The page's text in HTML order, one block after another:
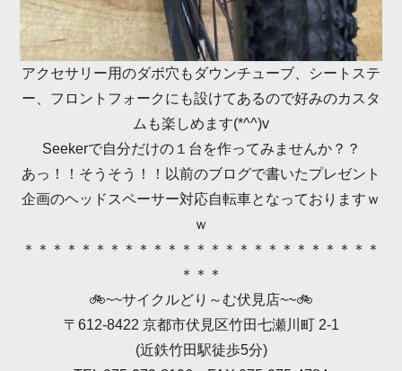
アクセサリー用のダボ穴もダウンチューブ、シートステ
ー、フロントフォークにも設けてあるので好みのカスタ
ムも楽しめます(*^^)v
Seekerで自分だけの１台を作ってみませんか？？
あっ！！そうそう！！以前のブログで書いたプレゼント
企画のヘッドスペーサー対応自転車となっておりますｗ
ｗ
＊＊＊＊＊＊＊＊＊＊＊＊＊＊＊＊＊＊＊＊＊＊＊＊＊
＊＊＊
🚲~~サイクルどり～む伏見店~~🚲
〒612-8422 京都市伏見区竹田七瀬川町 2-1
(近鉄竹田駅徒歩5分)